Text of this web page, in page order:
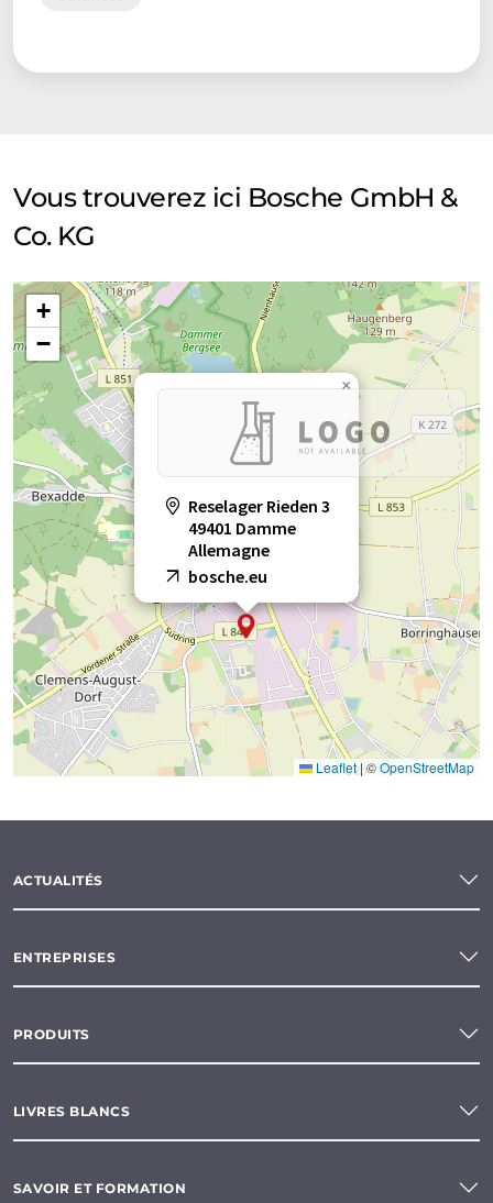
Vous trouverez ici Bosche GmbH &
Co. KG
Reselager Rieden 3
49401 Damme
Allemagne
bosche.eu
×
+
−
Leaflet |©OpenStreetMap
ACTUALITÉS
ENTREPRISES
PRODUITS
LIVRES BLANCS
SAVOIR ET FORMATION